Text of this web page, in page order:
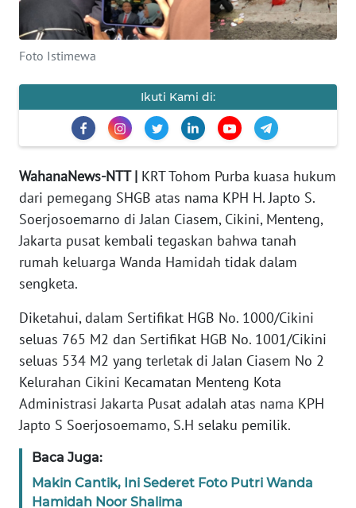
Foto Istimewa
Ikuti Kami di:
WahanaNews-NTT | KRT Tohom Purba kuasa hukum
dari pemegang SHGB atas nama KPH H. Japto S.
Soerjosoemarno di Jalan Ciasem, Cikini, Menteng,
Jakarta pusat kembali tegaskan bahwa tanah
rumah keluarga Wanda Hamidah tidak dalam
sengketa.
Diketahui, dalam Sertifikat HGB No. 1000/Cikini
seluas 765 M2 dan Sertifikat HGB No. 1001/Cikini
seluas 534 M2 yang terletak di Jalan Ciasem No 2
Kelurahan Cikini Kecamatan Menteng Kota
Administrasi Jakarta Pusat adalah atas nama KPH
Japto S Soerjosoemamo, S.H selaku pemilik.
Baca Juga:
Makin Cantik, Ini Sederet Foto Putri Wanda
Hamidah Noor Shalima
KAMI
IKLAN
KAMI
PEDOMAN
MEDIA
SIBER
REDAKSI
DISCLAIMER
Wahana
News
Regional
WN
SUMUT